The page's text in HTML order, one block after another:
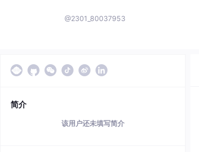
@2301_80037953
简介
该用户还未填写简介